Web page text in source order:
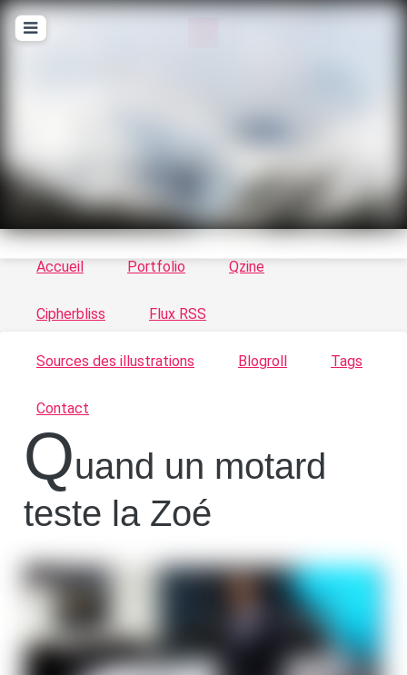
Le vortex à chats - Illustrations, trucs en tout
genre par Tykayn
Accueil Portfolio Qzine
Cipherbliss Flux RSS
Sources des illustrations Blogroll Tags
Contact
quand un motard
teste la Zoé